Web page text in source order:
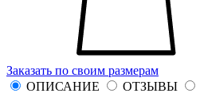
Заказать по своим размерам
ОПИСАНИЕ
ОТЗЫВЫ